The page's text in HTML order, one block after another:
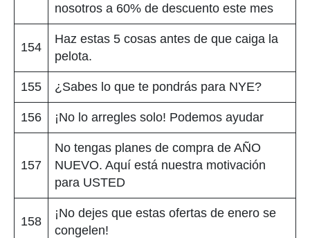
nosotros a 60% de descuento este mes
154
Haz estas 5 cosas antes de que caiga la
pelota.
155 ¿Sabes lo que te pondrás para NYE?
156 ¡No lo arregles solo! Podemos ayudar
157
No tengas planes de compra de AÑO
NUEVO. Aquí está nuestra motivación
para USTED
158
¡No dejes que estas ofertas de enero se
congelen!